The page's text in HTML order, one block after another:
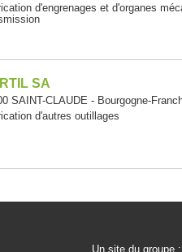
d'engrenages et d'organes
SA
SAINT-CLAUDE - Bourgogne-
d'autres outillages
Un site du groupe :